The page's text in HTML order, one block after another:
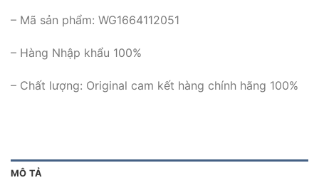
– Mã sản phẩm: WG1664112051
– Hàng Nhập khẩu 100%
– Chất lượng: Original cam kết hàng chính hãng 100%
MÔ TẢ